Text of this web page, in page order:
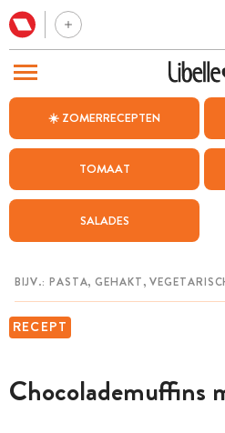
☀️ ZOMERRECEPTEN
TOMAAT
SALADES
RECEPT
Chocolademuffins
BEZOEK ONZE ANDERE WEBSITES
WEEKMENU
CHAT MET MAIA
MIJN BEWAARDE RECEPTEN